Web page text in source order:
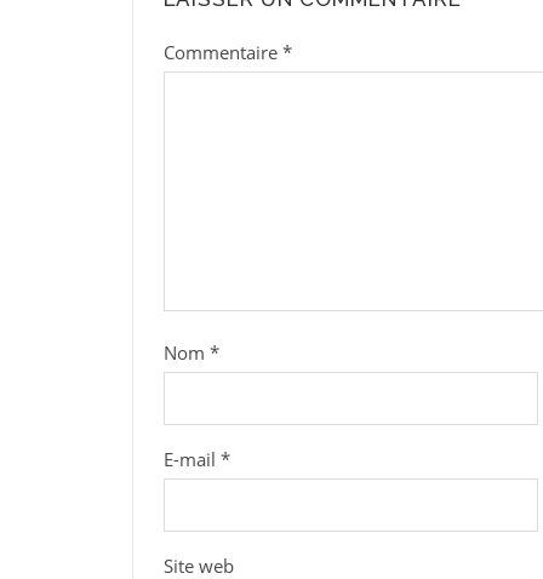
Commentaire *
Nom *
E-mail *
Site web